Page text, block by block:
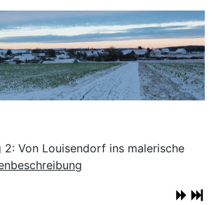
2: Von Louisendorf ins malerische